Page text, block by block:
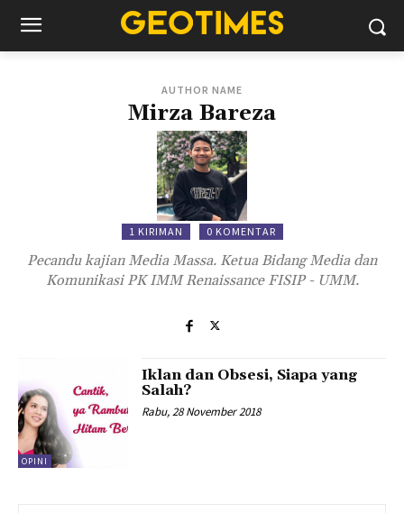
AUTHOR NAME
Mirza Bareza
1 KIRIMAN 0 KOMENTAR
Pecandu kajian Media Massa. Ketua Bidang Media dan
Komunikasi PK IMM Renaissance FISIP - UMM.
OPINI
Iklan dan Obsesi, Siapa yang
Salah?
Rabu, 28 November 2018